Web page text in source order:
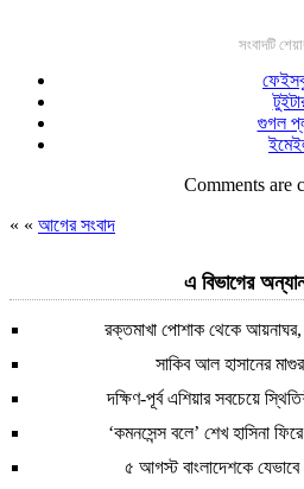
সংবাদটি
গুগল
Comments are
« « আগের সংবাদ
এ বিভাগের
রক্তমাখা পোশাক থেকে
সাকিব আল হাসানের
দক্ষিণ-পূর্ব এশিয়ার সবচেয়ে
‘কমনসেন্স বলে’ শেখ হাসিনা
৫ আগস্ট বাংলাদেশকে যেভাবে